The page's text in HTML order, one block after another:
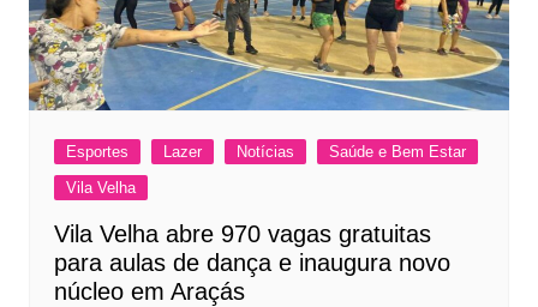
Esportes Lazer Notícias
Saúde e Bem Estar
Vila Velha
Vila Velha abre 970 vagas gratuitas
para aulas de dança e inaugura novo
núcleo em Araçás